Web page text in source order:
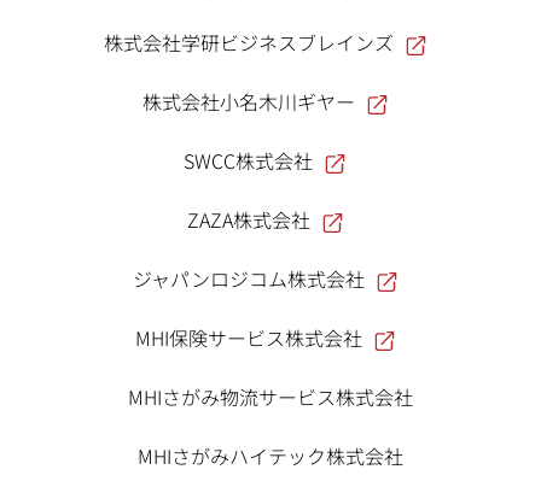
株式会社学研ビジネスブレインズ
株式会社小名木川ギヤー
SWCC株式会社
ZAZA株式会社
ジャパンロジコム株式会社
MHI保険サービス株式会社
MHIさがみ物流サービス株式会社
MHIさがみハイテック株式会社